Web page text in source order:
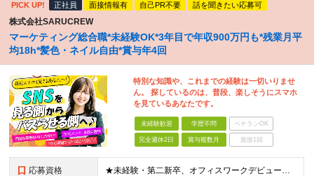
PICK UP! 正社員 面接情報有 自己PR不要 話を聞きたい応募可
株式会社SARUCREW
マーケティング総合職*未経験OK*3年目で年収900万円も*残業月平
均18h*髪色・ネイル自由*賞与年4回
特別な知識や、これまでの経験は一切いりませ
ん。 探しているのは、普段、楽しそうにスマホ
を見ているあなたです。
未経験歓迎 学歴不問 ベテランOK
完全週休2日 賞与複数月 面接1回
応募資格 ★未経験・第二新卒、オフィスワークデビュー大歓迎 ★平均年齢は28.6歳！ ★20代の若手メンバーが中心になって活躍している職場です！ ●学歴不問 ※35歳以下の方（若年層の長期キャリア形成） ★こ